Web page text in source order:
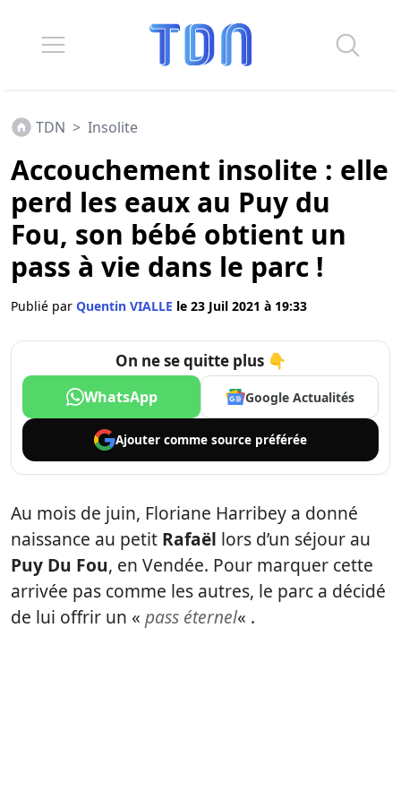
TDN > Insolite
Accouchement insolite : elle
perd les eaux au Puy du
Fou, son bébé obtient un
pass à vie dans le parc !
Publié par Quentin VIALLE le 23 Juil 2021 à 19:33
On ne se quitte plus 👇
WhatsApp Google Actualités
Ajouter comme source préférée
Au mois de juin, Floriane Harribey a donné
naissance au petit Rafaël lors d’un séjour au
Puy Du Fou, en Vendée. Pour marquer cette
arrivée pas comme les autres, le parc a décidé
de lui offrir un « pass éternel« .